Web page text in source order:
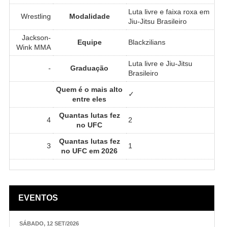
Wrestling Modalidade
Luta livre e faixa roxa em
Jiu-Jitsu Brasileiro
Jackson-
Wink MMA
Equipe Blackzilians
- Graduação
Luta livre e Jiu-Jitsu
Brasileiro
Quem é o mais alto
entre eles
✓
4
Quantas lutas fez
no UFC
2
3
Quantas lutas fez
no UFC em 2026
1
EVENTOS
SÁBADO, 12 SET/2026